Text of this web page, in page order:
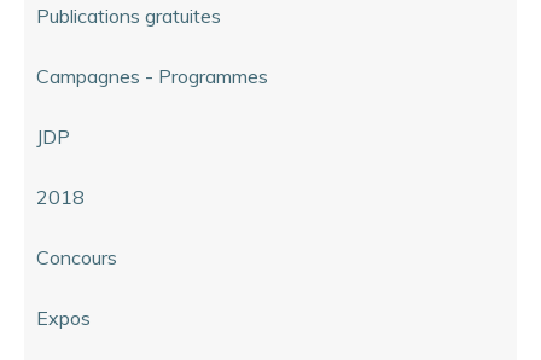
Publications gratuites
Campagnes - Programmes
JDP
2018
Concours
Expos